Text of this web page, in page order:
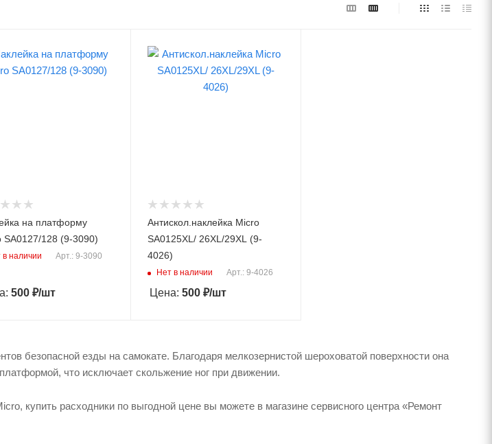
на платформу
SA0127/128 (9-3090)
в наличии Арт.: 9-3090
500 ₽/шт
Антискол.наклейка Micro
SA0125XL/ 26XL/29XL (9-
4026)
Нет в наличии Арт.: 9-4026
Цена: 500₽/шт
безопасной езды на самокате. Благодаря мелкозернистой шероховатой поверхности она
что исключает скольжение ног при движении.
купить расходники по выгодной цене вы можете в магазине сервисного центра «Ремонт